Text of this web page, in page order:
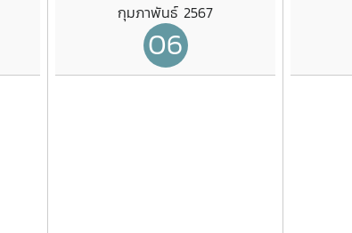
กุมภาพันธ์ 2567
06